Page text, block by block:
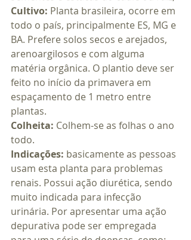
Cultivo: Planta brasileira, ocorre em
todo o país, principalmente ES, MG e
BA. Prefere solos secos e arejados,
arenoargilosos e com alguma
matéria orgânica. O plantio deve ser
feito no início da primavera em
espaçamento de 1 metro entre
plantas.
Colheita: Colhem-se as folhas o ano
todo.
Indicações: basicamente as pessoas
usam esta planta para problemas
renais. Possui ação diurética, sendo
muito indicada para infecção
urinária. Por apresentar uma ação
depurativa pode ser empregada